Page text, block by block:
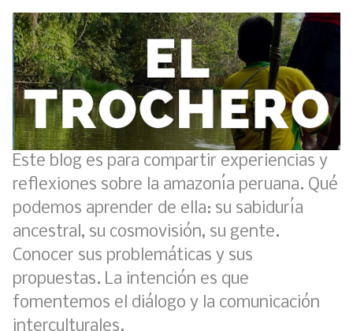
Este blog es para compartir experiencias y
reflexiones sobre la amazonía peruana. Qué
podemos aprender de ella: su sabiduría
ancestral, su cosmovisión, su gente.
Conocer sus problemáticas y sus
propuestas. La intención es que
fomentemos el diálogo y la comunicación
interculturales.